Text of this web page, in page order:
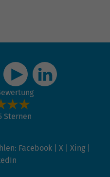
Sternen
Facebook X Xing